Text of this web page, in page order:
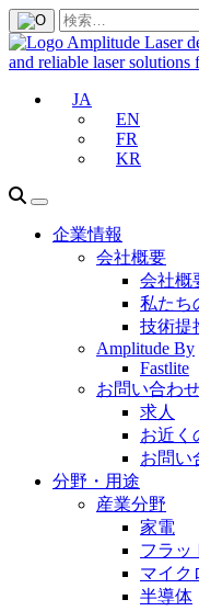
JA
EN
FR
KR
企業情報
会社概要
会社概
私たち
技術提
Amplitude By
Fastlite
お問い合わ
求人
お近く
お問い
分野・用途
産業分野
家電
フラッ
マイク
半導体